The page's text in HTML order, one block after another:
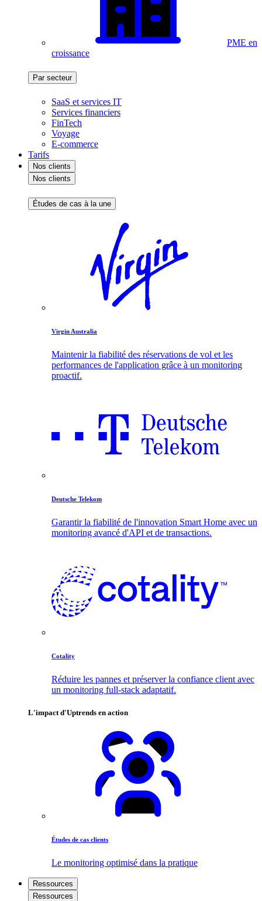
PME en
croissance
Par secteur
SaaS et services IT
Services financiers
FinTech
Voyage
E-commerce
Tarifs
Nos clients
Nos clients
Études de cas à la une
Virgin Australia
Maintenir la fiabilité des réservations de vol et les
performances de l'application grâce à un monitoring
proactif.
Deutsche Telekom
Garantir la fiabilité de l'innovation Smart Home avec un
monitoring avancé d'API et de transactions.
Cotality
Réduire les pannes et préserver la confiance client avec
un monitoring full-stack adaptatif.
L'impact d'Uptrends en action
Études de cas clients
Le monitoring optimisé dans la pratique
Ressources
Ressources